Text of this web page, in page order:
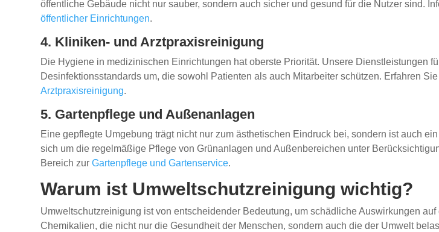
öffentliche Gebäude nicht nur sauber, sondern auch sicher und gesund für die Nutzer sind.
öffentlicher Einrichtungen.
4. Kliniken- und Arztpraxisreinigung
Die Hygiene in medizinischen Einrichtungen hat oberste Priorität. Unsere Dienstleistungen
Desinfektionsstandards um, die sowohl Patienten als auch Mitarbeiter schützen. Erfahren
Arztpraxisreinigung.
5. Gartenpflege und Außenanlagen
Eine gepflegte Umgebung trägt nicht nur zum ästhetischen Eindruck bei, sondern ist auch
sich um die regelmäßige Pflege von Grünanlagen und Außenbereichen unter
Bereich zurGartenpflege und Gartenservice.
Warum ist Umweltschutzreinigung wichtig?
Umweltschutzreinigung ist von entscheidender Bedeutung, um schädliche Auswirkungen
Chemikalien, die nicht nur die Gesundheit der Menschen, sondern auch die der Umwelt